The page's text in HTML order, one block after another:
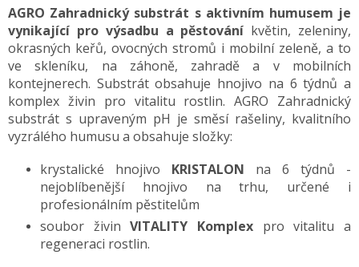
AGRO Zahradnický substrát s aktivním humusem je
vynikající pro výsadbu a pěstování květin, zeleniny,
okrasných keřů, ovocných stromů i mobilní zeleně, a to
ve skleníku, na záhoně, zahradě a v mobilních
kontejnerech. Substrát obsahuje hnojivo na 6 týdnů a
komplex živin pro vitalitu rostlin. AGRO Zahradnický
substrát s upraveným pH je směsí rašeliny, kvalitního
vyzrálého humusu a obsahuje složky:
krystalické hnojivo KRISTALON na 6 týdnů -
nejoblíbenější hnojivo na trhu, určené i
profesionálním pěstitelům
soubor živinVITALITY Komplex pro vitalitu a
regeneraci rostlin.